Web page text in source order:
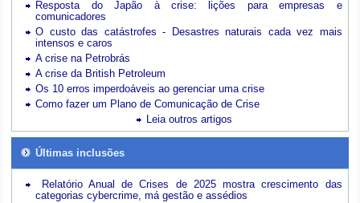
Resposta do Japão à crise: lições para empresas e
comunicadores
O custo das catástrofes -
Desastres naturais cada vez mais
intensos e caros
A crise na Petrobrás
A crise da British Petroleum
Os 10 erros imperdoáveis ao gerenciar uma crise
Como fazer um Plano de Comunicação de Crise
Leia outros artigos
Últimas inclusões
Relatório Anual de Crises de 2025 mostra crescimento das
categorias cybercrime, má gestão e assédios